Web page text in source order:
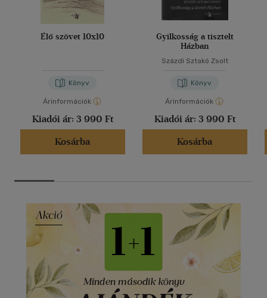
Élő szövet 10x10
Könyv
Árinformációk
Kiadói ár: 3 990 Ft
Kosárba
Gyilkosság a tisztelt
Házban
Százdi Sztakó Zsolt
Könyv
Árinformációk
Kiadói ár: 3 990 Ft
Kosárba